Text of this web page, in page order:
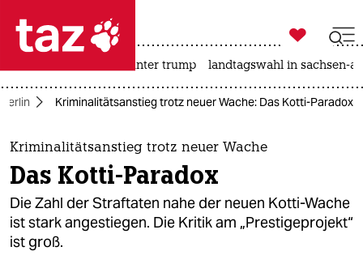
 taz zahl ich
taz zahl ich
themen
politik
öko
gesellschaft

taz zahl ich
usa unter trump landtagswahl in sachsen-
Berlin Kriminalitätsanstieg trotz neuer Wache: Das Kotti-Paradox
Kriminalitätsanstieg trotz neuer Wache
Das Kotti-Paradox
Die Zahl der Straftaten nahe der neuen Kotti-Wache
ist stark angestiegen. Die Kritik am „Prestigeprojekt“
ist groß.